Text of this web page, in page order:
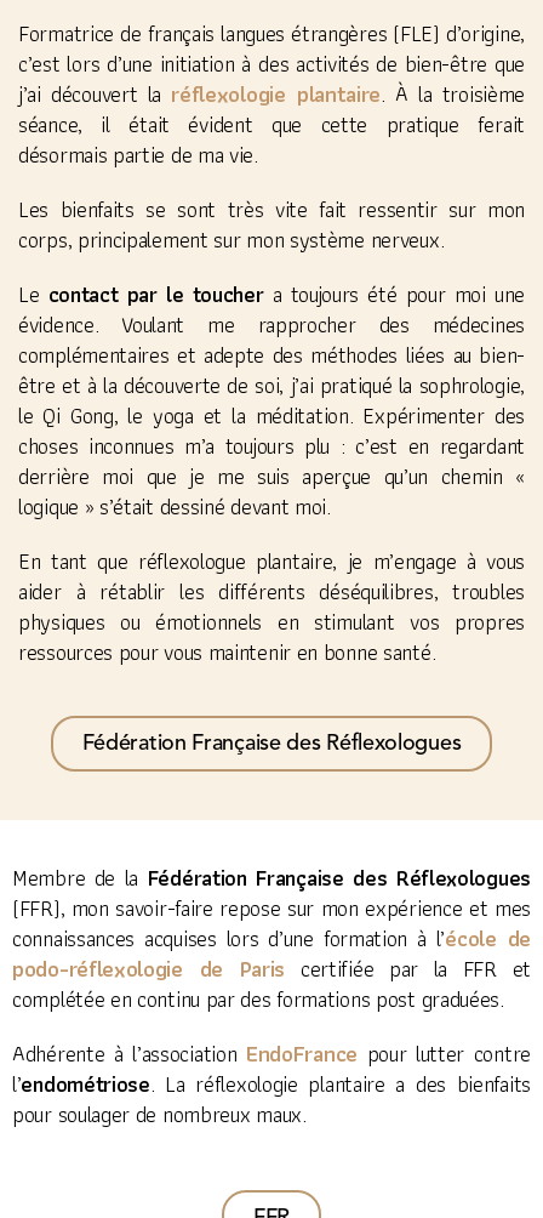
Formatrice de français langues étrangères (FLE) d’origine,
c’est lors d’une initiation à des activités de bien-être que
j’ai découvert la réflexologie plantaire. À la troisième
séance, il était évident que cette pratique ferait
désormais partie de ma vie.
Les bienfaits se sont très vite fait ressentir sur mon
corps, principalement sur mon système nerveux.
Le contact par le touchera toujours été pour moi une
évidence. Voulant me rapprocher des médecines
complémentaires et adepte des méthodes liées au bien-
être et à la découverte de soi, j’ai pratiqué la sophrologie,
le Qi Gong, le yoga et la méditation. Expérimenter des
choses inconnues m’a toujours plu : c’est en regardant
derrière moi que je me suis aperçue qu’un chemin «
logique » s’était dessiné devant moi.
En tant que réflexologue plantaire, je m’engage à vous
aider à rétablir les différents déséquilibres, troubles
physiques ou émotionnels en stimulant vos propres
ressources pour vous maintenir en bonne santé.
Fédération Française des Réflexologues
Membre de la Fédération Française des Réflexologues
(FFR), mon savoir-faire repose sur mon expérience et mes
connaissances acquises lors d’une formation à l’école de
podo-réflexologie de Paris certifiée par la FFR et
complétée en continu par des formations post graduées.
Adhérente à l’association EndoFrance pour lutter contre
l’endométriose. La réflexologie plantaire a des bienfaits
pour soulager de nombreux maux.